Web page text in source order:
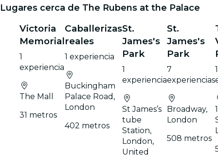
Lugares cerca de The Rubens at the Palace
Victoria
Memorial
1
experiencia
The Mall
31 metros
Caballerizas
reales
1 experiencia
Buckingham
Palace Road,
London
402 metros
St.
James's
Park
1
experiencia
St James’s
tube
Station,
London,
United
St.
James's
Park
7
experiencias
Broadway,
London
508 metros
1